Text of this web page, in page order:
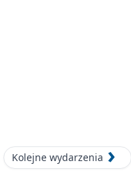
Kolejne wydarzenia